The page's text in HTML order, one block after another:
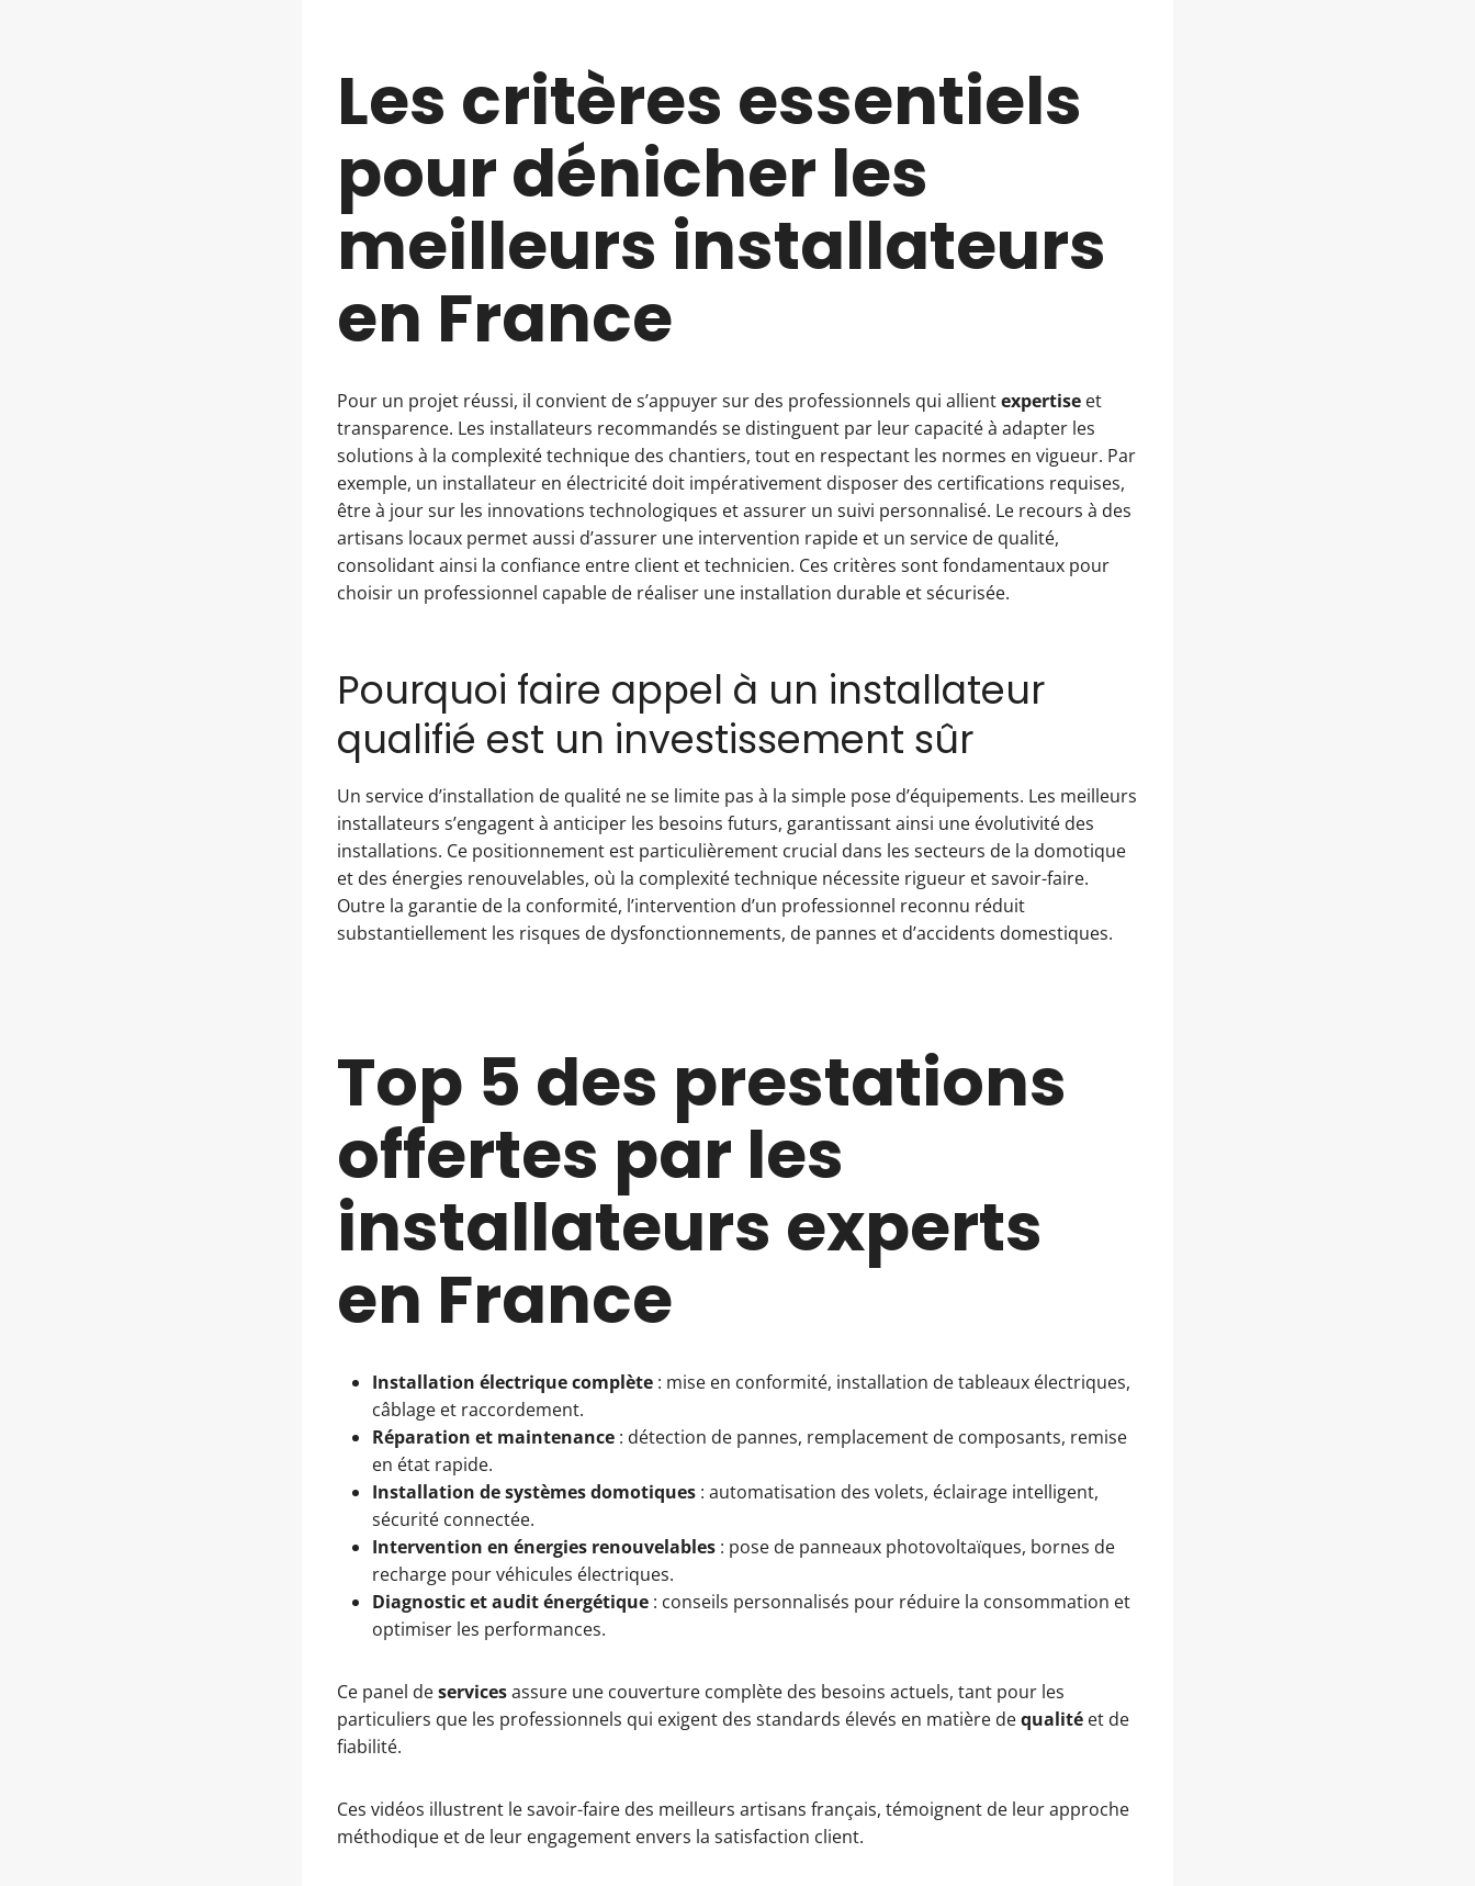
Les critères essentiels
pour dénicher les
meilleurs installateurs
en France
Pour un projet réussi, il convient de s’appuyer sur des professionnels qui allientexpertise et
transparence. Les installateurs recommandés se distinguent par leur capacité à adapter les
solutions à la complexité technique des chantiers, tout en respectant les normes en vigueur. Par
exemple, un installateur en électricité doit impérativement disposer des certifications requises,
être à jour sur les innovations technologiques et assurer un suivi personnalisé. Le recours à des
artisans locaux permet aussi d’assurer une intervention rapide et un service de qualité,
consolidant ainsi la confiance entre client et technicien. Ces critères sont fondamentaux pour
choisir un professionnel capable de réaliser une installation durable et sécurisée.
Pourquoi faire appel à un installateur
qualifié est un investissement sûr
Un service d’installation de qualité ne se limite pas à la simple pose d’équipements. Les meilleurs
installateurs s’engagent à anticiper les besoins futurs, garantissant ainsi une évolutivité des
installations. Ce positionnement est particulièrement crucial dans les secteurs de la domotique
et des énergies renouvelables, où la complexité technique nécessite rigueur et savoir-faire.
Outre la garantie de la conformité, l’intervention d’un professionnel reconnu réduit
substantiellement les risques de dysfonctionnements, de pannes et d’accidents domestiques.
Top 5 des prestations
offertes par les
installateurs experts
en France
Installation électrique complète : mise en conformité, installation de tableaux électriques,
câblage et raccordement.
Réparation et maintenance : détection de pannes, remplacement de composants, remise
en état rapide.
Installation de systèmes domotiques : automatisation des volets, éclairage intelligent,
sécurité connectée.
Intervention en énergies renouvelables : pose de panneaux photovoltaïques, bornes de
recharge pour véhicules électriques.
Diagnostic et audit énergétique : conseils personnalisés pour réduire la consommation et
optimiser les performances.
Ce panel deservicesassure une couverture complète des besoins actuels, tant pour les
particuliers que les professionnels qui exigent des standards élevés en matière dequalité et de
fiabilité.
Ces vidéos illustrent le savoir-faire des meilleurs artisans français, témoignent de leur approche
méthodique et de leur engagement envers la satisfaction client.